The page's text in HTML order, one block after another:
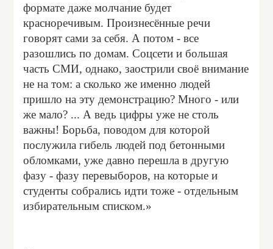
формате даже молчание будет
красноречивым. Произнесённые речи
говорят сами за себя. А потом - все
разошлись по домам. Соцсети и большая
часть СМИ, однако, заострили своё внимание
не на том: а сколько же именно людей
пришло на эту демонстрацию? Много - или
же мало? ... А ведь цифры уже не столь
важны! Борьба, поводом для которой
послужила гибель людей под бетонными
обломками, уже давно перешла в другую
фазу - фазу перевыборов, на которые и
студенты собрались идти тоже - отдельным
избирательным списком.»